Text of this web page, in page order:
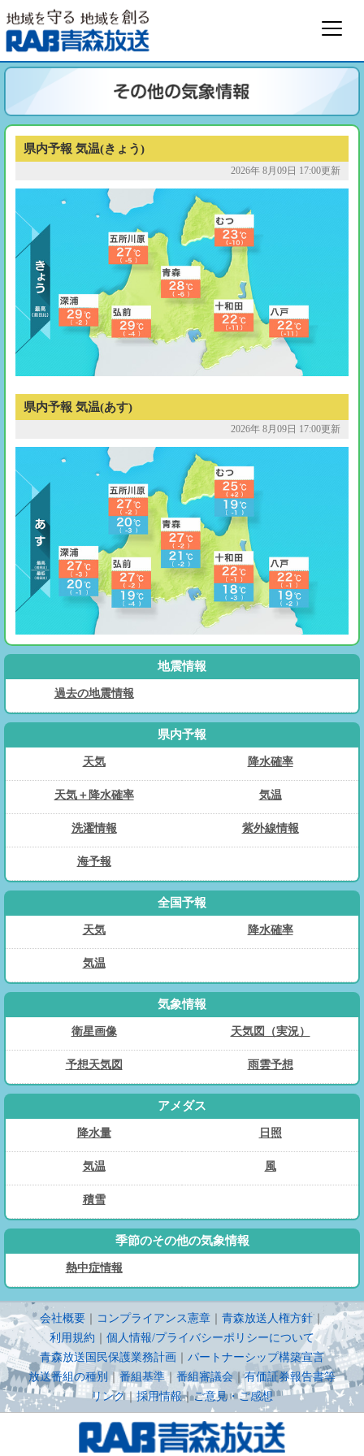
県内予報 気温(きょう)
2026年 8月09日 17:00更新
県内予報 気温(あす)
2026年 8月09日 17:00更新
地震情報
過去の地震情報
県内予報
天気 降水確率
天気＋降水確率 気温
洗濯情報 紫外線情報
海予報
全国予報
天気 降水確率
気温
気象情報
衛星画像 天気図（実況）
予想天気図 雨雲予想
アメダス
降水量 日照
気温 風
積雪
季節のその他の気象情報
熱中症情報
会社概要 ｜ コンプライアンス憲章 ｜ 青森放送人権方針｜
利用規約 ｜ 個人情報/プライバシーポリシーについて
青森放送国民保護業務計画 ｜ パートナーシップ構築宣言
放送番組の種別 ｜番組基準 ｜ 番組審議会 ｜有価証券報告書等
リンク｜ 採用情報｜ご意見・ご感想